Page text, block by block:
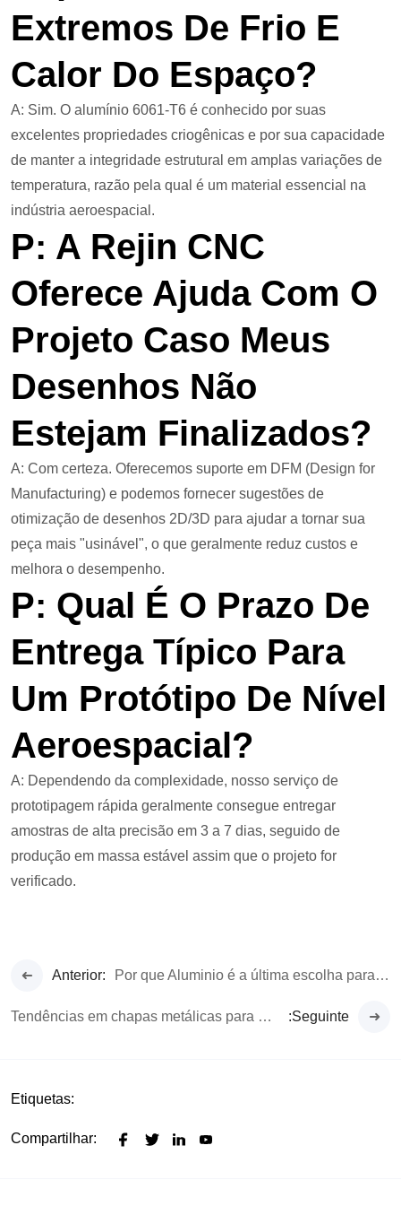
Extremos De Frio E
Calor Do Espaço?
A: Sim. O alumínio 6061-T6 é conhecido por suas
excelentes propriedades criogênicas e por sua capacidade
de manter a integridade estrutural em amplas variações de
temperatura, razão pela qual é um material essencial na
indústria aeroespacial.
P: A Rejin CNC
Oferece Ajuda Com O
Projeto Caso Meus
Desenhos Não
Estejam Finalizados?
A: Com certeza. Oferecemos suporte em DFM (Design for
Manufacturing) e podemos fornecer sugestões de
otimização de desenhos 2D/3D para ajudar a tornar sua
peça mais "usinável", o que geralmente reduz custos e
melhora o desempenho.
P: Qual É O Prazo De
Entrega Típico Para
Um Protótipo De Nível
Aeroespacial?
A: Dependendo da complexidade, nosso serviço de
prototipagem rápida geralmente consegue entregar
amostras de alta precisão em 3 a 7 dias, seguido de
produção em massa estável assim que o projeto for
verificado.
Anterior: Por que Aluminio é a última escolha para Earphones Premium
Tendências em chapas metálicas para 2026: CNC de precisão e fabricação personalizada :Seguinte
Etiquetas:
Compartilhar: